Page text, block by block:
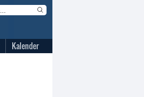
Kalender